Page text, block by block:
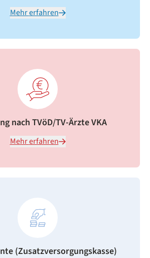
Mehr erfahren
nach TVöD/TV-Ärzte VKA
Mehr erfahren
(Zusatzversorgungskasse)